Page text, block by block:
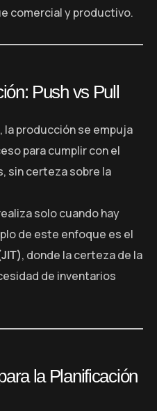
comercial y productivo.
Push vs Pull
la producción se empuja
para cumplir con el
sin certeza sobre la
solo cuando hay
de este enfoque es el
, donde la certeza de la
de inventarios
la Planificación